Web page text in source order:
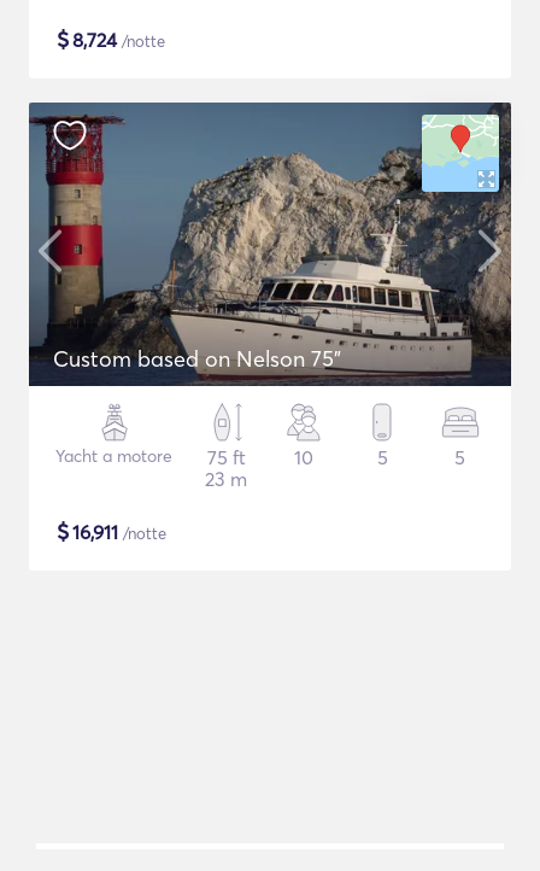
$8,724/notte
Custom based on Nelson 75"
Yacht a motore
75 ft
23 m
10 5 5
$16,911 /notte